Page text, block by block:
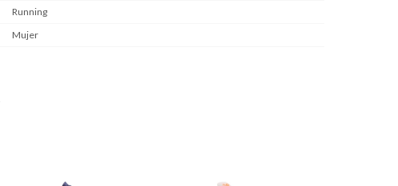
Running
Mujer